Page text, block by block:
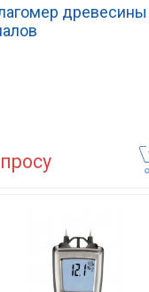
древесины